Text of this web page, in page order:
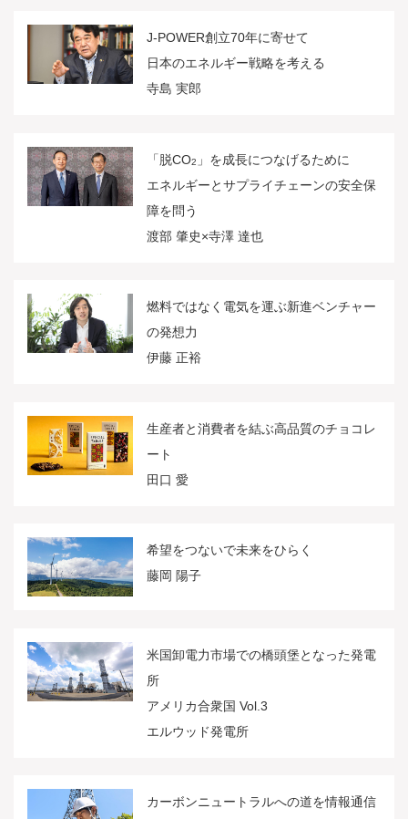
J-POWER創立70年に寄せて
日本のエネルギー戦略を考える
寺島 実郎
「脱CO2 」を成長につなげるために
エネルギーとサプライチェーンの安全保
障を問う
渡部 肇史×寺澤 達也
燃料ではなく電気を運ぶ新進ベンチャー
の発想力
伊藤 正裕
生産者と消費者を結ぶ高品質のチョコレ
ート
田口 愛
希望をつないで未来をひらく
藤岡 陽子
米国卸電力市場での橋頭堡となった発電
所
アメリカ合衆国 Vol.3
エルウッド発電所
カーボンニュートラルへの道を情報通信